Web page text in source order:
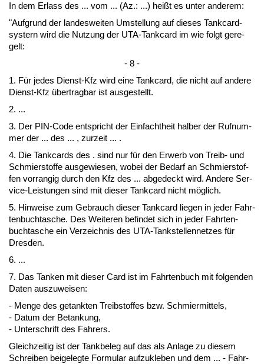
In dem Er­lass des ... vom ... (Az.: ...) heißt es un­ter an­de­rem:
"Auf­grund der lan­des­wei­ten Um­stel­lung auf die­ses Tank­card­
sys­tern wird die Nut­zung der UTA-Tank­card im wie folgt ge­re­
gelt:
- 8 -
1. Für je­des Dienst-Kfz wird ei­ne Tank­card, die nicht auf an­de­re
Dienst-Kfz über­trag­bar ist aus­ge­stellt.
2. ...
3. Der PIN-Code ent­spricht der Ein­facht­heit hal­ber der Ruf­num­
mer der ... des ... , zur­zeit ... .
4. Die Tank­cards des . sind nur für den Er­werb von Treib- und
Schmier­stof­fe aus­ge­wie­sen, wo­bei der Be­darf an Schmier­stof­
fen vor­ran­gig durch den Kfz des ... ab­ge­deckt wird. An­de­re Ser­
vice-Leis­tun­gen sind mit die­ser Tank­card nicht möglich.
5. Hin­wei­se zum Ge­brauch die­ser Tank­card lie­gen in je­der Fahr­
ten­buch­ta­sche. Des Wei­te­ren be­fin­det sich in je­der Fahr­ten­
buch­ta­sche ein Ver­zeich­nis des UTA-Tank­stel­len­net­zes für
Dres­den.
6. ...
7. Das Tan­ken mit die­ser Card ist im Fahr­ten­buch mit fol­gen­den
Da­ten aus­zu­wei­sen:
- Men­ge des ge­tank­ten Treib­stof­fes bzw. Schmier­mit­tels,
- Da­tum der Be­tan­kung,
- Un­ter­schrift des Fah­rers.
Gleich­zei­tig ist der Tank­be­leg auf das als An­la­ge zu die­sem
Schrei­ben bei­ge­leg­te For­mu­lar auf­zu­kle­ben und dem ... - Fahr­